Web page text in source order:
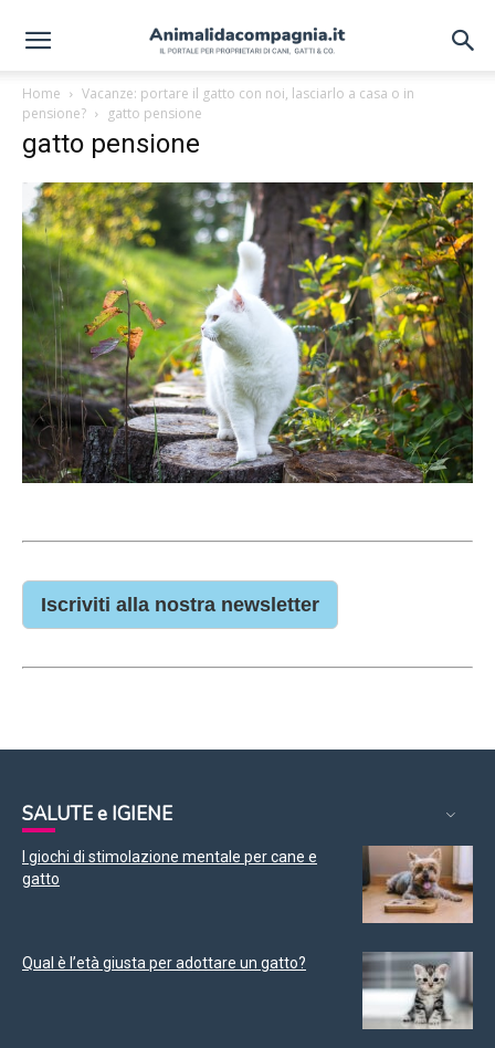
Home
Vacanze: portare il gatto con noi, lasciarlo a casa o in
pensione?
gatto pensione
gatto pensione
Iscriviti alla nostra newsletter
SALUTE e IGIENE
I giochi di stimolazione mentale per cane e
gatto
Qual è l’età giusta per adottare un gatto?